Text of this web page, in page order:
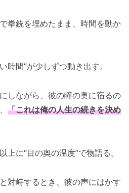
拳銃を埋めたまま、時間を動か
時間”が少しずつ動き出す。
しながら、彼の瞳の奥に宿るの
「これは俺の人生の続きを決め
上に“目の奥の温度”で物語る。
対峙するとき、彼の声にはかす